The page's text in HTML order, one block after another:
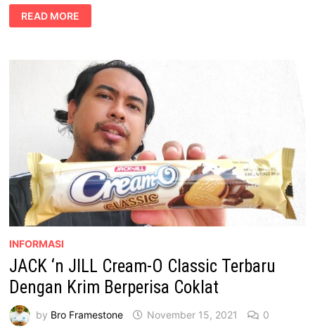
PERINGKAT
AKHIR
KEJOHANAN
PUBG
READ MORE
INFORMASI
JACK ‘n JILL Cream-O Classic Terbaru
Dengan Krim Berperisa Coklat
by Bro Framestone November 15, 2021 0